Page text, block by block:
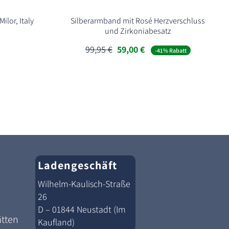
Italy
Silberarmband mit Rosé Herzverschluss
und Zirkoniabesatz
99,95€ Ursprünglicher
Preis
59,00€Aktueller
Preis
-41% Rabatt
Ladengeschäft
Wilhelm-Kaulisch-Straße
26
D – 01844 Neustadt (Im
Kaufland)